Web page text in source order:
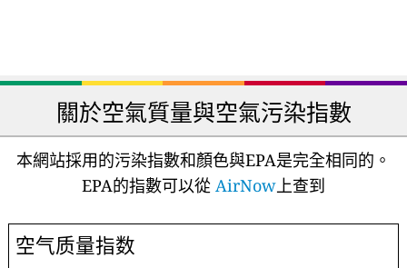
關於空氣質量與空氣污染指數
本網站採用的污染指數和顏色與EPA是完全相同的。
EPA的指數可以從 AirNow上查到
空气质量指数